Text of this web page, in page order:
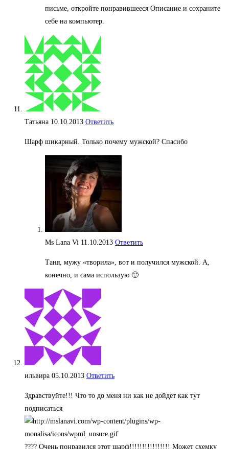
письме, откройте понравившееся Описание и сохраните
себе на компьютер.
Татьяна 10.10.2013 Ответить
Шарф шикарный. Только почему мужской? Спасибо
Ms Lana Vi 11.10.2013 Ответить
Таня, мужу «творила», вот и получился мужской. А,
конечно, и сама использую 🙂
ильвира 05.10.2013 Ответить
Здравствуйте!!! Что то до меня ни как не дойдет как тут
подписаться
???? Очень понравился этот шарф!!!!!!!!!!!!!!!! Может схемку